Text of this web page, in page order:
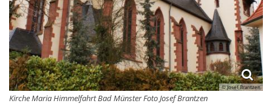
© Josef Brantzen
Kirche Maria Himmelfahrt Bad Münster Foto Josef Brantzen